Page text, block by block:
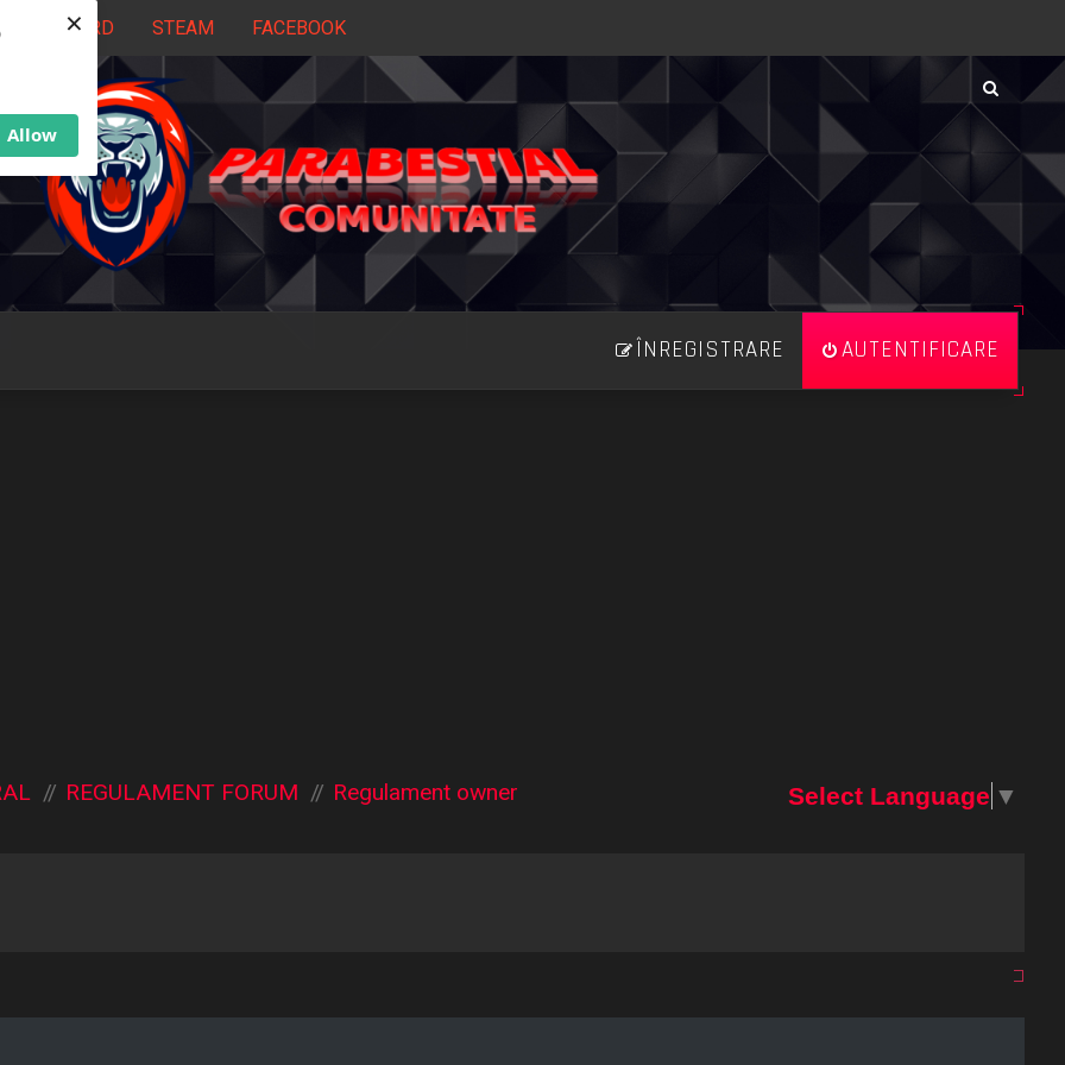
Allow
×
DISCORD STEAM FACEBOOK
AUTENTIFICARE
ÎNREGISTRARE
REGULAMENT FORUM Regulament owner Select Language ▼